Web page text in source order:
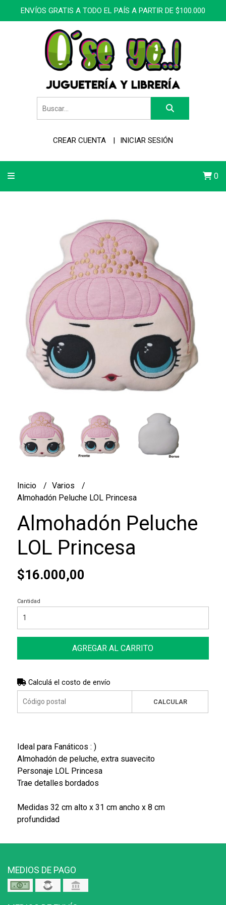
ENVÍOS GRATIS A TODO EL PAÍS A PARTIR DE $100.000
CREAR CUENTA INICIAR SESIÓN
0
Inicio
Varios
Almohadón Peluche LOL Princesa
Almohadón Peluche
LOL Princesa
$16.000,00
Cantidad
AGREGAR AL CARRITO
Calculá el costo de envío
CALCULAR
Ideal para Fanáticos : )
Almohadón de peluche, extra suavecito
Personaje LOL Princesa
Trae detalles bordados
Medidas 32 cm alto x 31 cm ancho x 8 cm
profundidad
MEDIOS DE PAGO